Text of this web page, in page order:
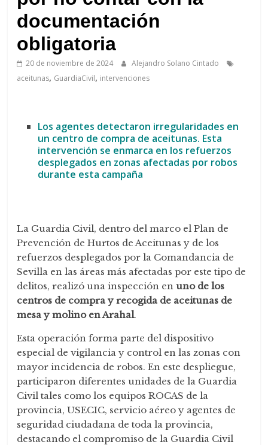
Arahal
documentación
obligatoria
20 de noviembre de 2024
Alejandro Solano Cintado
aceitunas, GuardiaCivil, intervenciones
Los agentes detectaron irregularidades en
un centro de compra de aceitunas. Esta
intervención se enmarca en los refuerzos
desplegados en zonas afectadas por robos
durante esta campaña
La Guardia Civil, dentro del marco el Plan de
Prevención de Hurtos de Aceitunas y de los
refuerzos desplegados por la Comandancia de
Sevilla en las áreas más afectadas por este tipo de
delitos, realizó una inspección enuno de los
centros de compra y recogida de aceitunas de
mesa y molino en Arahal.
Esta operación forma parte del dispositivo
especial de vigilancia y control en las zonas con
mayor incidencia de robos. En este despliegue,
participaron diferentes unidades de la Guardia
Civil tales como los equipos ROCAS de la
provincia, USECIC, servicio aéreo y agentes de
seguridad ciudadana de toda la provincia,
destacando el compromiso de la Guardia Civil